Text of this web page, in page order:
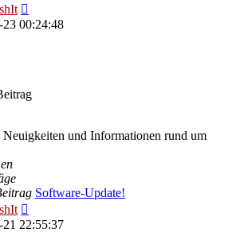
Beitrag
23 00:24:48
und Informationen rund um
Software-Update!
Beitrag
21 22:55:37